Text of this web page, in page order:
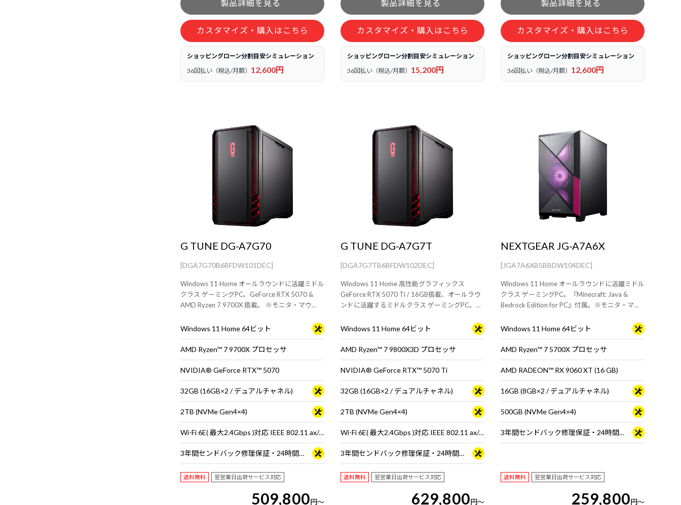
カスタマイズ・購入はこちら
ショッピングローン分割目安シミュレーション
36回払い（税込/月額） 12,600円
カスタマイズ・購入はこちら
ショッピングローン分割目安シミュレーション
36回払い（税込/月額） 15,200円
カスタマイズ・購入はこちら
ショッピングローン分割目安シミュレーション
36回払い（税込/月額） 12,600円
G TUNE DG-A7G70
[DGA7G70B6BFDW101DEC]
Windows 11 Home オールラウンドに活躍ミドル
クラス ゲーミングPC。GeForce RTX 5070 &
AMD Ryzen 7 9700X 搭載。 ※モニタ・マウ
Windows 11 Home 64ビット
AMD Ryzen™ 7 9700X プロセッサ
NVIDIA® GeForce RTX™ 5070
32GB (16GB×2 / デュアルチャネル)
2TB (NVMe Gen4×4)
Wi-Fi 6E( 最大2.4Gbps )対応 IEEE 802.11 ax/ac/a/b/g/n準拠 ＋ Bluetooth 5内蔵
3年間センドバック修理保証・24時間×365日電話サポート
送料無料 翌営業日出荷サービス対応
509,800円～
G TUNE DG-A7G7T
[DGA7G7TB6BFDW102DEC]
Windows 11 Home 高性能グラフィックス
GeForce RTX 5070 Ti / 16GB搭載、オールラウ
ンドに活躍するミドルクラス ゲーミングPC。快
マウス・キーボードは別売りです。
Windows 11 Home 64ビット
AMD Ryzen™ 7 9800X3D プロセッサ
NVIDIA® GeForce RTX™ 5070 Ti
32GB (16GB×2 / デュアルチャネル)
2TB (NVMe Gen4×4)
Wi-Fi 6E( 最大2.4Gbps )対応 IEEE 802.11 ax/ac/a/b/g/n準拠 ＋ Bluetooth 5内蔵
3年間センドバック修理保証・24時間×365日電話サポート
送料無料 翌営業日出荷サービス対応
629,800円～
NEXTGEAR JG-A7A6X
[JGA7A6XB5BBDW104DEC]
Windows 11 Home オールラウンドに活躍ミドル
クラス ゲーミングPC。『Minecraft: Java &
Bedrock Edition for PC』付属。※モニタ・マウ
Windows 11 Home 64ビット
AMD Ryzen™ 7 5700X プロセッサ
AMD RADEON™ RX 9060 XT (16 GB)
16GB (8GB×2 / デュアルチャネル)
500GB (NVMe Gen4×4)
3年間センドバック修理保証・24時間×365日電話サポート
送料無料 翌営業日出荷サービス対応
259,800円～